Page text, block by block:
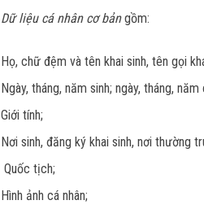
Dữ liệu cá nhân cơ bảngồm:
Họ, chữ đệm và tên khai sinh, tên gọi
Ngày, tháng, năm sinh; ngày, tháng,
Giới tính;
Nơi sinh, đăng ký khai sinh, nơi thường
Quốc tịch;
Hình ảnh cá nhân;